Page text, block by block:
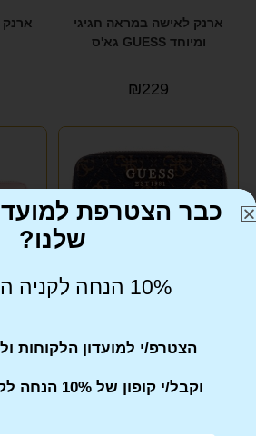
ארנק לאישה במראה חגיגי
ומיוחד GUESS גא'ס
₪229
ארנק
GUESS גא'ס
219
כבר הצטרפת
שלנו?
10% הנחה לקניה הראשונה
הצטרפ/י למועדון הלקוחות
וקבל/י קופון של 10% הנחה לקניה הראשונה!